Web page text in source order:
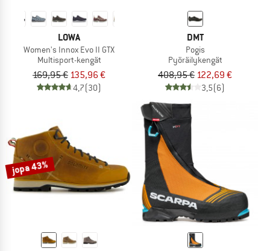
LOWA
Women's Innox Evo II GTX
Multisport-kengät
169,95 € 135,96 €
4,7(30)
DMT
Pogis
Pyöräilykengät
408,95 € 122,69 €
3,5(6)
jopa 43%